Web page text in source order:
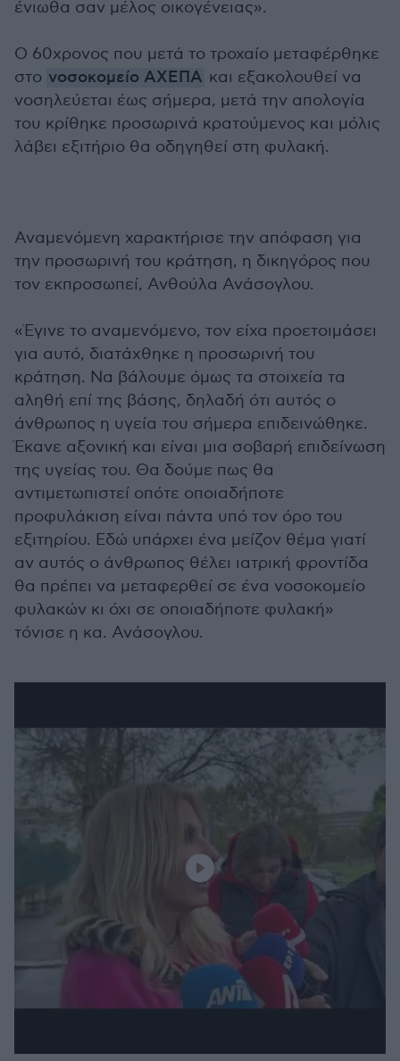
ένιωθα σαν μέλος οικογένειας».
Ο 60χρονος που μετά το τροχαίο μεταφέρθηκε
στο νοσοκομείο ΑΧΕΠΑ και εξακολουθεί να
νοσηλεύεται έως σήμερα, μετά την απολογία
του κρίθηκε προσωρινά κρατούμενος και μόλις
λάβει εξιτήριο θα οδηγηθεί στη φυλακή.
Αναμενόμενη χαρακτήρισε την απόφαση για
την προσωρινή του κράτηση, η δικηγόρος που
τον εκπροσωπεί, Ανθούλα Ανάσογλου.
«Έγινε το αναμενόμενο, τον είχα προετοιμάσει
για αυτό, διατάχθηκε η προσωρινή του
κράτηση. Να βάλουμε όμως τα στοιχεία τα
αληθή επί της βάσης, δηλαδή ότι αυτός ο
άνθρωπος η υγεία του σήμερα επιδεινώθηκε.
Έκανε αξονική και είναι μια σοβαρή επιδείνωση
της υγείας του. Θα δούμε πως θα
αντιμετωπιστεί οπότε οποιαδήποτε
προφυλάκιση είναι πάντα υπό τον όρο του
εξιτηρίου. Εδώ υπάρχει ένα μείζον θέμα γιατί
αν αυτός ο άνθρωπος θέλει ιατρική φροντίδα
θα πρέπει να μεταφερθεί σε ένα νοσοκομείο
φυλακών κι όχι σε οποιαδήποτε φυλακή»
τόνισε η κα. Ανάσογλου.